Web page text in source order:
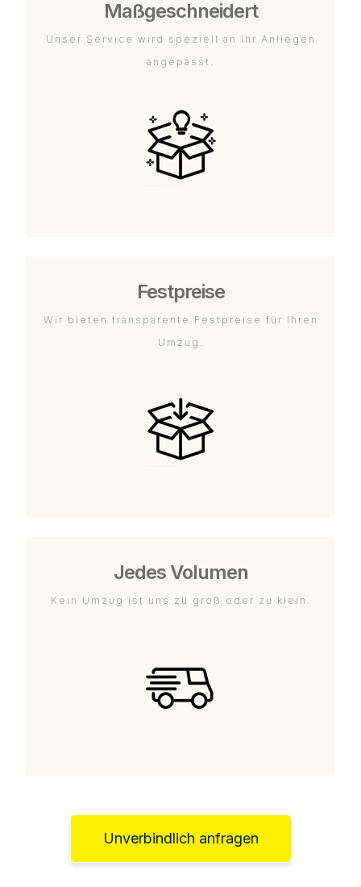
Maßgeschneidert
Unser Service wird speziell an Ihr Anliegen
angepasst.
Festpreise
Wir bieten transparente Festpreise für Ihren
Umzug.
Jedes Volumen
Kein Umzug ist uns zu groß oder zu klein.
Unverbindlich anfragen